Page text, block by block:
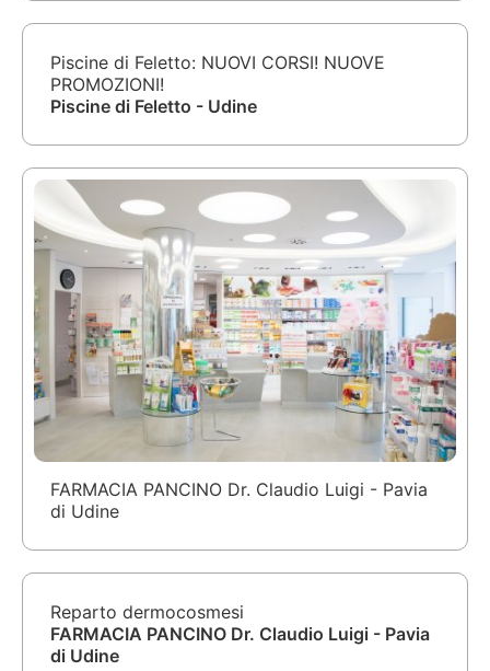
Piscine di Feletto: NUOVI CORSI! NUOVE
PROMOZIONI!
Piscine di Feletto - Udine
FARMACIA PANCINO Dr. Claudio Luigi - Pavia
di Udine
Reparto dermocosmesi
FARMACIA PANCINO Dr. Claudio Luigi - Pavia
di Udine